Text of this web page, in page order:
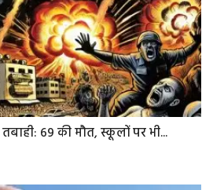
69 की मौत, स्कूलों पर भी...